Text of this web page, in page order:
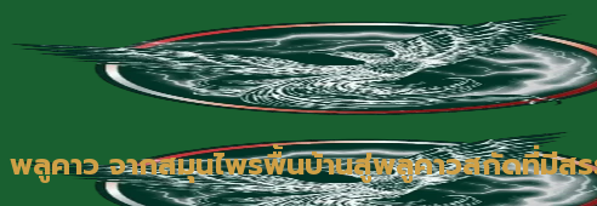
to
พลูคาว จากสมุนไพรพื้นบ้านสู่พลูคาวสกัดที่มีส